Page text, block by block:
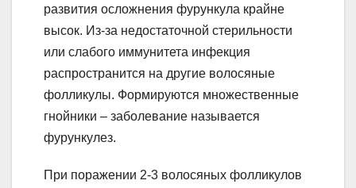
развития осложнения фурункула крайне
высок. Из-за недостаточной стерильности
или слабого иммунитета инфекция
распространится на другие волосяные
фолликулы. Формируются множественные
гнойники – заболевание называется
фурункулез.
При поражении 2-3 волосяных фолликулов